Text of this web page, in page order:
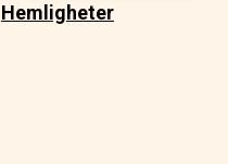
Hemligheter